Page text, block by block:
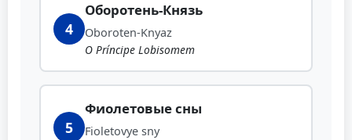
4
Оборотень-Князь
Oboroten-Knyaz
O Príncipe Lobisomem
5
Фиолетовые сны
Fioletovye sny